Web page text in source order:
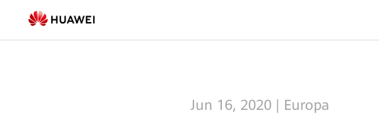
Huawei
beliefert
Jun 16, 2020 | Europa